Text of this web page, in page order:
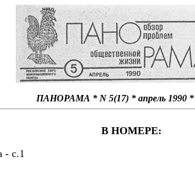
ПАНОРАМА * N 5(17) * апрель 1990 *
В НОМЕРЕ:
- с.1